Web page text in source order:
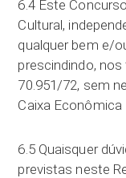
6.4 Este
Cultural,
qualquer bem e/
prescindindo,
70.951/72, sem
Caixa Econômica
6.5 Quaisquer
previstas neste